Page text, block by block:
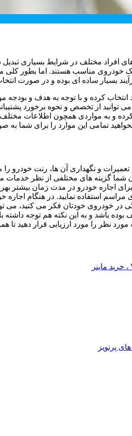
افراد مختلف در شرایط بسیاری
یک خودروی مناسب هستند. اما بطور
بسیار ساده ای بوده و در صورت
کرده و با توجه به هدف و
می توانید از تخصص و نحوه برخورد
و به مواردی همچون اطلاعات
تمامی این موارد را برای شما
تعمیرات و نگهداری آن ها، رنت
شما گزینه های مختلفی از نظر
اجاره خودرو در مدت زمان بیشتر
مراسم استفاده نمایید. در هنگام
در خودروی خودتان فکر می کنید، می
بوده باشد و به این نکته هم توجه
نظر را مورد ارزیابی قرار دهید تا
پرنویز